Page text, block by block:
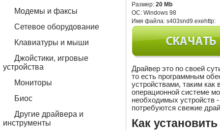
Модемы и факсы
Сетевое оборудование
Клавиатуры и мыши
Джойстики, игровые
устройства
Мониторы
Биос
Другие драйвера и
инструменты
Размер:20 Mb
ОС:Windows 98
Имя файла:s403snd9.exehttp:
Драйвер это по своей
то есть программным
устройствами, таким
операционной системе
необходимых устройств
потребуются свежие
Как